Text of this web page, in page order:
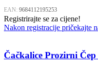
EAN: 9684112195253
Registrirajte se za cijene!
Nakon registracije pričekajte
Čačkalice Prozirni